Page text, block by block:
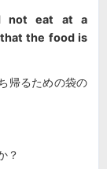
not eat at a
the food is
帰るための袋の
？